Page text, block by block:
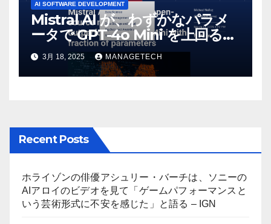
AI SOFTWARE DEVELOPMENT
Mistral AI が、わずかなパラメ
ータで GPT-4o Mini を上回る新
しいオープンソース モデルをリ
リース | VentureBeat
3月 18, 2025 MANAGETECH
Recent Posts
ホライゾンの俳優アシュリー・バーチは、ソニーの
AIアロイのビデオを見て「ゲームパフォーマンスと
いう芸術形式に不安を感じた」と語る – IGN